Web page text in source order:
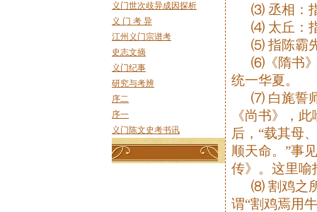
义门世次歧异成因探析
义 门 考 异
江州义门宗谱考
史志文摘
义门纪事
研究与考辨
序二
序一
义门陈文史考书讯
⑶ 丞相：
⑷ 太丘：
⑸ 指陈霸
⑹《隋书》
统一华夏。
⑺ 白旄誓
《尚书》，
后，“载其母
顺天命。”事
传》。这里喻
⑻ 割鸡之
谓“割鸡焉用